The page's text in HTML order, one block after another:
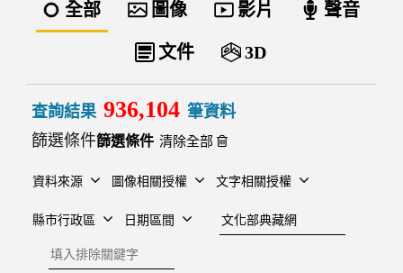
全部 圖像 影片 聲音
文件 3D
查詢結果 936,104 筆資料
篩選條件
清除全部
資料來源 圖像相關授權 文字相關授權
縣市行政區 日期區間
建檔單位
排除關鍵字